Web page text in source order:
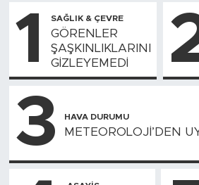
1 SAĞLIK & ÇEVRE
GÖRENLER
ŞAŞKINLIKLARINI
GİZLEYEMEDİ
3 HAVA DURUMU
METEOROLOJİ’DEN